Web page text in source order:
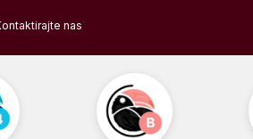
nas